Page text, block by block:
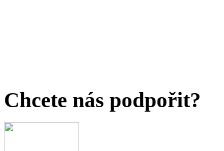
Chcete nás podpořit?